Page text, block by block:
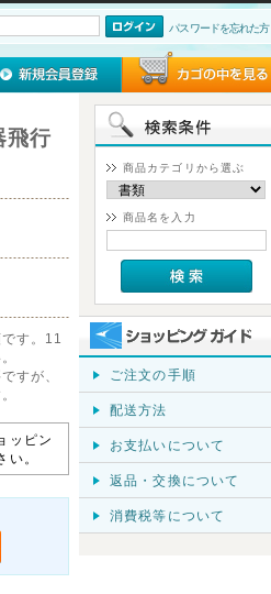
パスワードを忘れた方
飛行
す。11
すが、
ッピン
い。
商品カテゴリから選ぶ
商品名を入力
ご注文の手順
配送方法
お支払いについて
返品・交換について
消費税等について